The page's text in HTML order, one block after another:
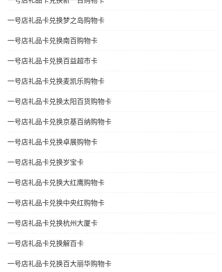
一号店礼品卡兑换梦之岛购物卡
一号店礼品卡兑换南百购物卡
一号店礼品卡兑换百益超市卡
一号店礼品卡兑换麦凯乐购物卡
一号店礼品卡兑换太阳百货购物卡
一号店礼品卡兑换京基百纳购物卡
一号店礼品卡兑换卓展购物卡
一号店礼品卡兑换岁宝卡
一号店礼品卡兑换大红鹰购物卡
一号店礼品卡兑换中央红购物卡
一号店礼品卡兑换杭州大厦卡
一号店礼品卡兑换解百卡
一号店礼品卡兑换百大丽华购物卡